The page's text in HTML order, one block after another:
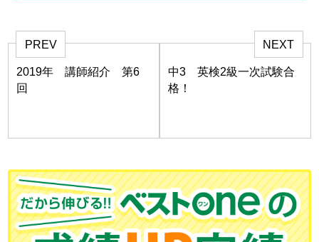
PREV
2019年 講師紹介 第6
回
NEXT
中3 英検2級一次試験合
格！